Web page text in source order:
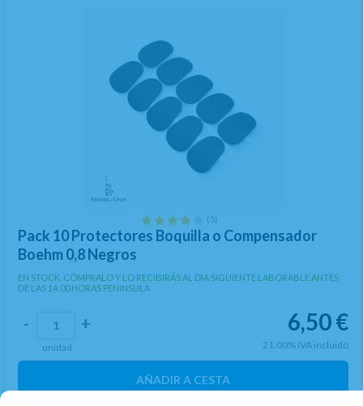
(5)
Pack 10 Protectores Boquilla o Compensador
Boehm 0,8 Negros
EN STOCK. CÓMPRALO Y LO RECIBIRÁS AL DIA SIGUIENTE LABORABLE ANTES
DE LAS 14:00 HORAS PENINSULA
6,50€
21.00% IVA incluido
- +
unidad
AÑADIR A CESTA